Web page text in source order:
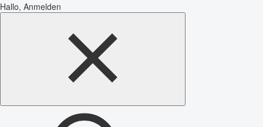
Hallo, Anmelden